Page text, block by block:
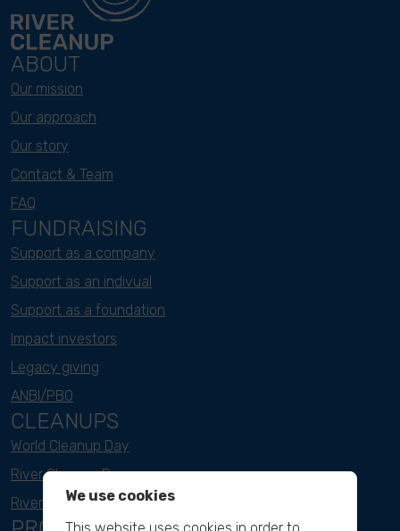
ABOUT
Our mission
Our approach
Our story
Contact & Team
FAQ
FUNDRAISING
Support as a company
Support as an indivual
Support as a foundation
Impact investors
Legacy giving
ANBI/PBO
CLEANUPS
World Cleanup Day
River Cleanup Days
River Cleanup Challenge
We use cookies
This website uses cookies in order to